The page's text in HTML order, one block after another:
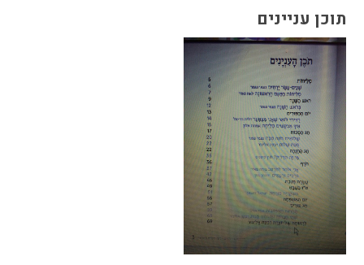
כל הכתבות
הרשמה לעדכונים
מן התקשורת
הבחירות לרשויות
המקומיות
הכשרת הורים
לאקטיביזם בחינוך
התארגנויות הורים –
משמר הורים וקהילות
חינוך חילוניות יישוביות
תוכן עניינים